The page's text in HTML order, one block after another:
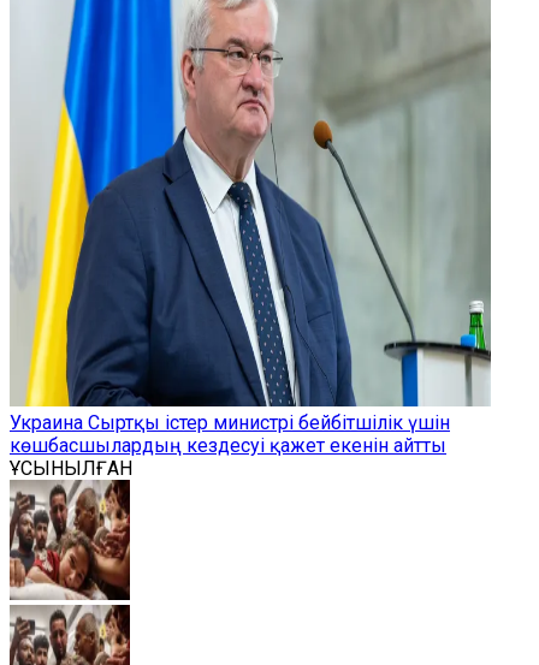
Украина Сыртқы істер министрі бейбітшілік үшін
көшбасшылардың кездесуі қажет екенін айтты
ҰСЫНЫЛҒАН